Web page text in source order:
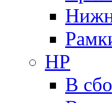
HP
В